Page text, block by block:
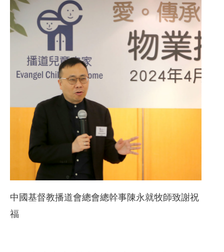
中國基督教播道會總會總幹事陳永就牧師致謝祝
福